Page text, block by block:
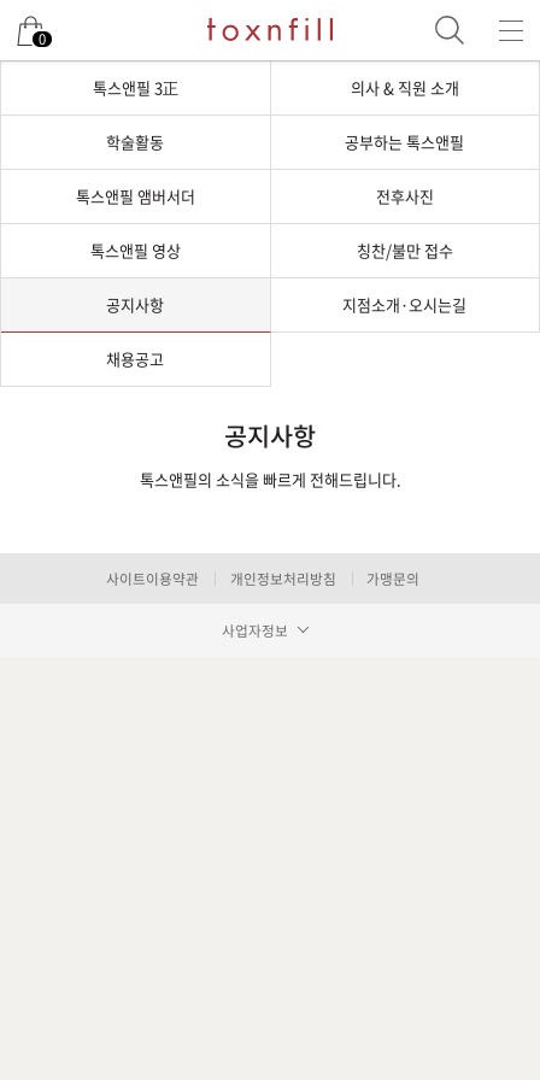
0
톡스앤필 3正 의사 & 직원 소개
학술활동 공부하는 톡스앤필
톡스앤필 앰버서더 전후사진
톡스앤필 영상 칭찬/불만 접수
공지사항 지점소개·오시는길
채용공고
공지사항
톡스앤필의 소식을 빠르게 전해드립니다.
사이트이용약관 개인정보처리방침 가맹문의
사업자정보